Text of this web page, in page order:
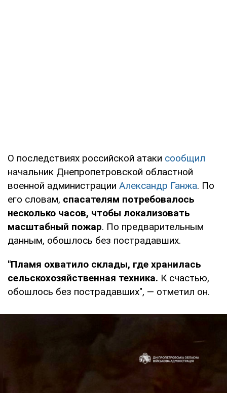
О последствиях российской атаки сообщил
начальник Днепропетровской областной
военной администрации Александр Ганжа. По
его словам, спасателям потребовалось
несколько часов, чтобы локализовать
масштабный пожар. По предварительным
данным, обошлось без пострадавших.
"Пламя охватило склады, где хранилась
сельскохозяйственная техника. К счастью,
обошлось без пострадавших", — отметил он.